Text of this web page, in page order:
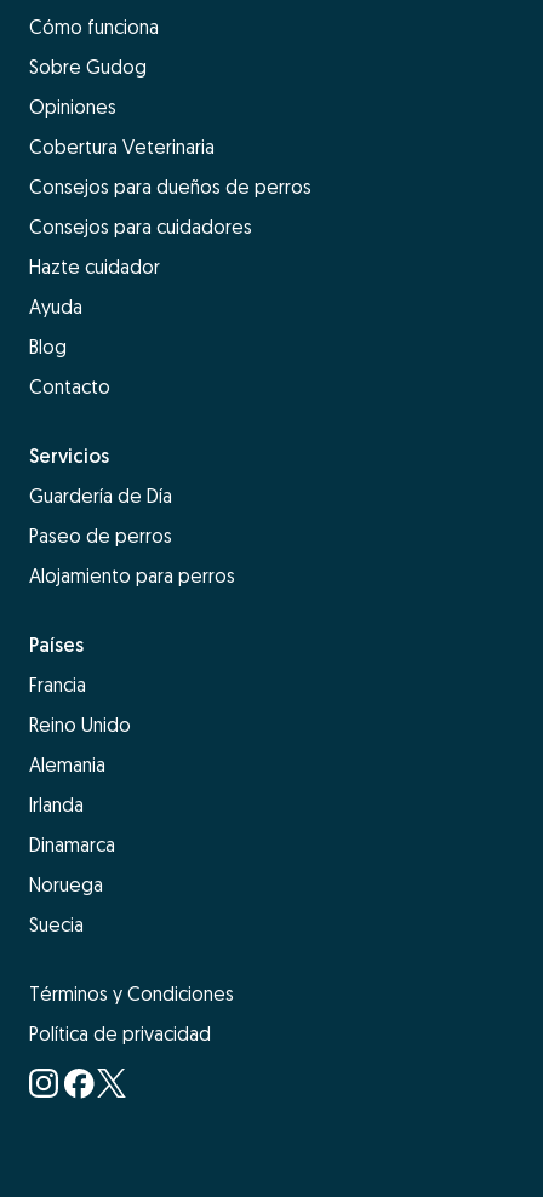
Cómo funciona
Sobre Gudog
Opiniones
Cobertura Veterinaria
Consejos para dueños de perros
Consejos para cuidadores
Hazte cuidador
Ayuda
Blog
Contacto
Servicios
Guardería de Día
Paseo de perros
Alojamiento para perros
Países
Francia
Reino Unido
Alemania
Irlanda
Dinamarca
Noruega
Suecia
Términos y Condiciones
Política de privacidad